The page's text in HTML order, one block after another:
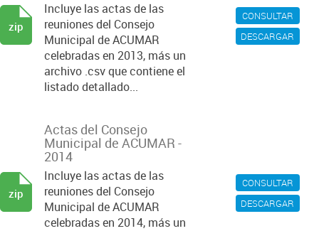
CONSULTAR
DESCARGAR
Incluye las actas de las
reuniones del Consejo
Municipal de ACUMAR
celebradas en 2013, más un
archivo .csv que contiene el
listado detallado...
zip
CONSULTAR
DESCARGAR
Actas del Consejo
Municipal de ACUMAR -
2014
Incluye las actas de las
reuniones del Consejo
Municipal de ACUMAR
celebradas en 2014, más un
zip